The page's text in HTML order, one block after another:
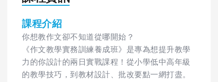
課程介紹
你想教作文卻不知道從哪開始？
《作文教學實務訓練養成班》是專為想提升教學
力的你設計的兩日實戰課程！從小學低中高年級
的教學技巧，到教材設計、批改要點一網打盡。